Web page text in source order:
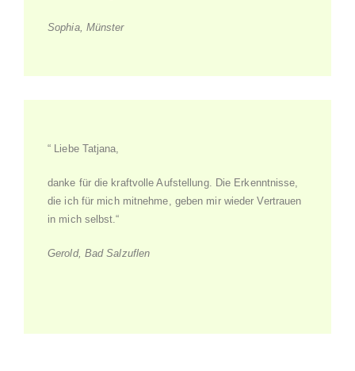
Sophia, Münster
“ Liebe Tatjana,
danke für die kraftvolle Aufstellung. Die Erkenntnisse,
die ich für mich mitnehme, geben mir wieder Vertrauen
in mich selbst.“
Gerold, Bad Salzuflen